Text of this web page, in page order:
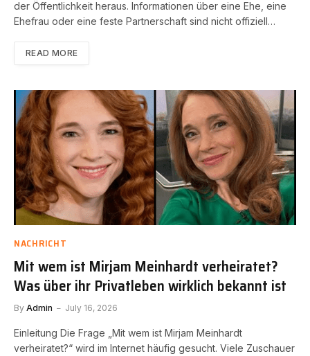
der Öffentlichkeit heraus. Informationen über eine Ehe, eine
Ehefrau oder eine feste Partnerschaft sind nicht offiziell…
READ MORE
NACHRICHT
Mit wem ist Mirjam Meinhardt verheiratet?
Was über ihr Privatleben wirklich bekannt ist
By Admin July 16, 2026
Einleitung Die Frage „Mit wem ist Mirjam Meinhardt
verheiratet?“ wird im Internet häufig gesucht. Viele Zuschauer